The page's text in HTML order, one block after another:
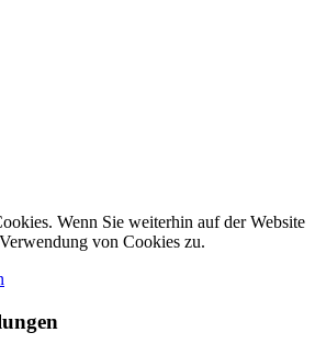
Wenn Sie weiterhin auf der Website
von Cookies zu.